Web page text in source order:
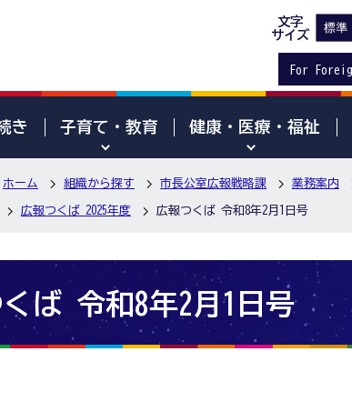
文字
サイズ
For
き 子育て・教育 健康・医療・福祉
ホーム 組織から探す 市長公室広報戦略課 業務案内
広報つくば 2025年度 広報つくば 令和8年2月1日号
ば 令和8年2月1日号